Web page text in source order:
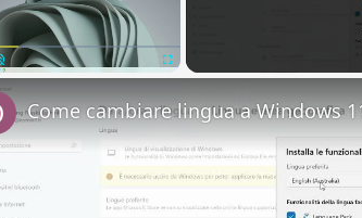
Come cambiare lingua a Windows